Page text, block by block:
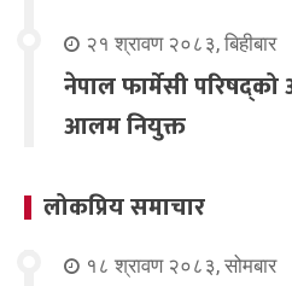
२१ श्रावण २०८३, बिहीबार
नेपाल फार्मेसी परिषद्को
आलम नियुक्त
लोकप्रिय समाचार
१८ श्रावण २०८३, सोमबार